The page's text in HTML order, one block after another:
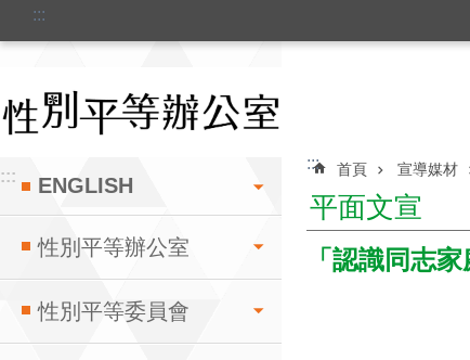
跳到主要內容區塊
:::
::: ENGLISH
性別平等辦公室
性別平等委員會
::: 首頁 宣導媒材
平面文宣
「認識同志